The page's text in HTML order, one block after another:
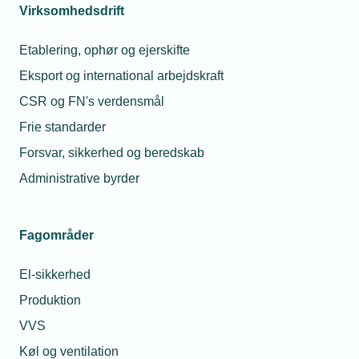
Virksomhedsdrift
Etablering, ophør og ejerskifte
Eksport og international arbejdskraft
CSR og FN's verdensmål
Frie standarder
Forsvar, sikkerhed og beredskab
Administrative byrder
Fagområder
El-sikkerhed
Produktion
VVS
Køl og ventilation
Du kan med fordel annoncere efter en lærling.
Det bredere felt af ansøgere øger chancen for
det rette match.
Vær tydelig:
uddannelse, speciale eller moduler
lærlingen skal have.
lokalmedier, som forældrene læser.
Signalér kvalitet:
avancerede løsninger, uanset om det
automation.